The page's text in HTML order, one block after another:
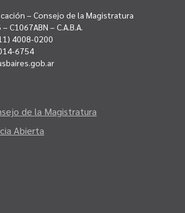
– Consejo de la Magistratura
C1067ABN – C.A.B.A.
4008-0200
6754
de la Magistratura
Abierta